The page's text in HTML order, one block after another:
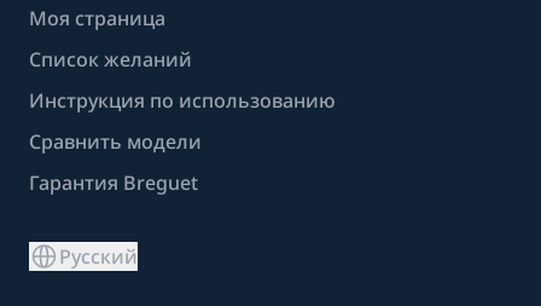
Моя страница
Список желаний
Инструкция по использованию
Сравнить модели
Гарантия Breguet
Русский